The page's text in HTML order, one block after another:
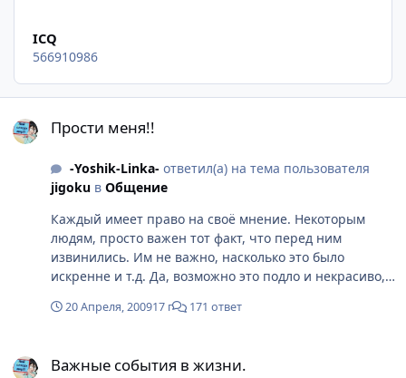
ICQ
566910986
Прости меня!!
-Yoshik-Linka-ответил(а) на тема пользователя
jigoku в Общение
Каждый имеет право на своё мнение. Некоторым
людям, просто важен тот факт, что перед ним
извинились. Им не важно, насколько это было
искренне и т.д. Да, возможно это подло и некрасиво,
действительно достаточно "Дежурного" "прости".
Ты о чем? Я совершенно не считаю это унижением. А
20 Апреля, 200917 г 171 ответ
Важные события в жизни.